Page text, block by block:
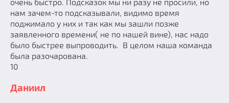
нам зачем-то подсказывали, видимо время
поджимало у них и так как мы зашли позже
заявленного времени( не по нашей вине), нас надо
было быстрее выпроводить. В целом наша команда
была разочарована.
10
Даниил